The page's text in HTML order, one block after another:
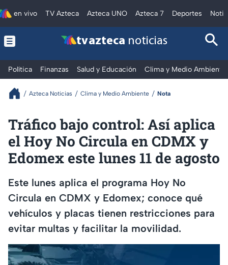
en vivo TV Azteca Azteca UNO Azteca 7 Deportes
tv azteca noticias
Política Finanzas Salud y Educación Clima y Medio Ambiente
Azteca Noticias Clima y Medio Ambiente Nota
Tráfico bajo control: Así aplica
el Hoy No Circula en CDMX y
Edomex este lunes 11 de agosto
Este lunes aplica el programa Hoy No
Circula en CDMX y Edomex; conoce qué
vehículos y placas tienen restricciones para
evitar multas y facilitar la movilidad.